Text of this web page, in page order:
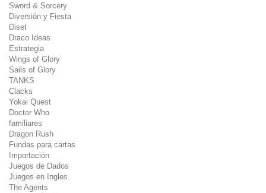
Sword & Sorcery
Diversión y Fiesta
Diset
Draco Ideas
Estrategia
Wings of Glory
Sails of Glory
TANKS
Clacks
Yokai Quest
Doctor Who
familiares
Dragon Rush
Fundas para cartas
Importación
Juegos de Dados
Juegos en Ingles
The Agents